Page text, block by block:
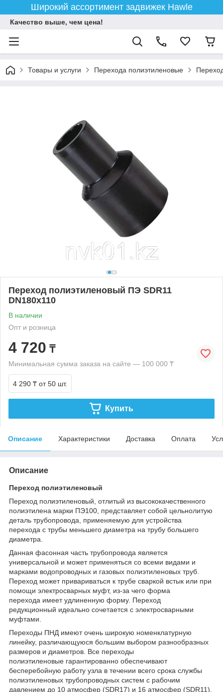
Широкий ассортимент задвижек Hawle
Качество выше, чем цена!
Товары и услуги Перехода полиэтиленовые
Переход полиэтиленовый ПЭ SDR11
DN180х110
В наличии
Опт и розница
4 720 ₸
Минимальная сумма заказа на сайте — 100 000 ₸
4 290 ₸ от 50 шт.
Купить
Описание Характеристики Доставка Оплата
Описание
Переход полиэтиленовый
Переход полиэтиленовый, отлитый из высококачественного
полиэтилена марки ПЭ100, представляет собой цельнолитую
деталь трубопровода, применяемую для устройства
перехода с трубы меньшего диаметра на трубу большего
диаметра.
Данная фасонная часть трубопровода является
универсальной и может применяться со всеми видами и
марками водопроводных и газовых полиэтиленовых труб.
Переход может привариваться к трубе сваркой встык или при
помощи электросварных муфт, из-за чего форма
перехода имеет удлиненную форму. Переход
редукционный идеально сочетается с электросварными
муфтами.
Переходы ПНД имеют очень широкую номенклатурную
линейку, различающуюся большим выбором разнообразных
размеров и диаметров. Все переходы
полиэтиленовые гарантированно обеспечивают
бесперебойную работу узла в течении всего срока службы
полиэтиленовых трубопроводных систем с рабочим
давлением до 10 атмосфер (SDR17) и 16 атмосфер (SDR11).